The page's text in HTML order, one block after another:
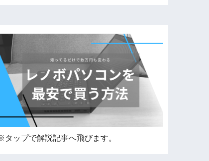
タップで解説記事へ飛びます。